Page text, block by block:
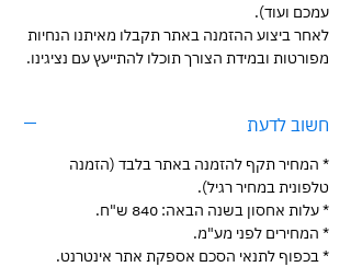
עמכם ועוד).
לאחר ביצוע ההזמנה באתר תקבלו מאיתנו הנחיות
מפורטות ובמידת הצורך תוכלו להתייעץ עם נציגינו.
חשוב לדעת
* המחיר תקף להזמנה באתר בלבד (הזמנה
טלפונית במחיר רגיל).
* עלות אחסון בשנה הבאה: 840 ש"ח.
* המחירים לפני מע"מ.
* בכפוף לתנאי הסכם אספקת אתר אינטרנט.